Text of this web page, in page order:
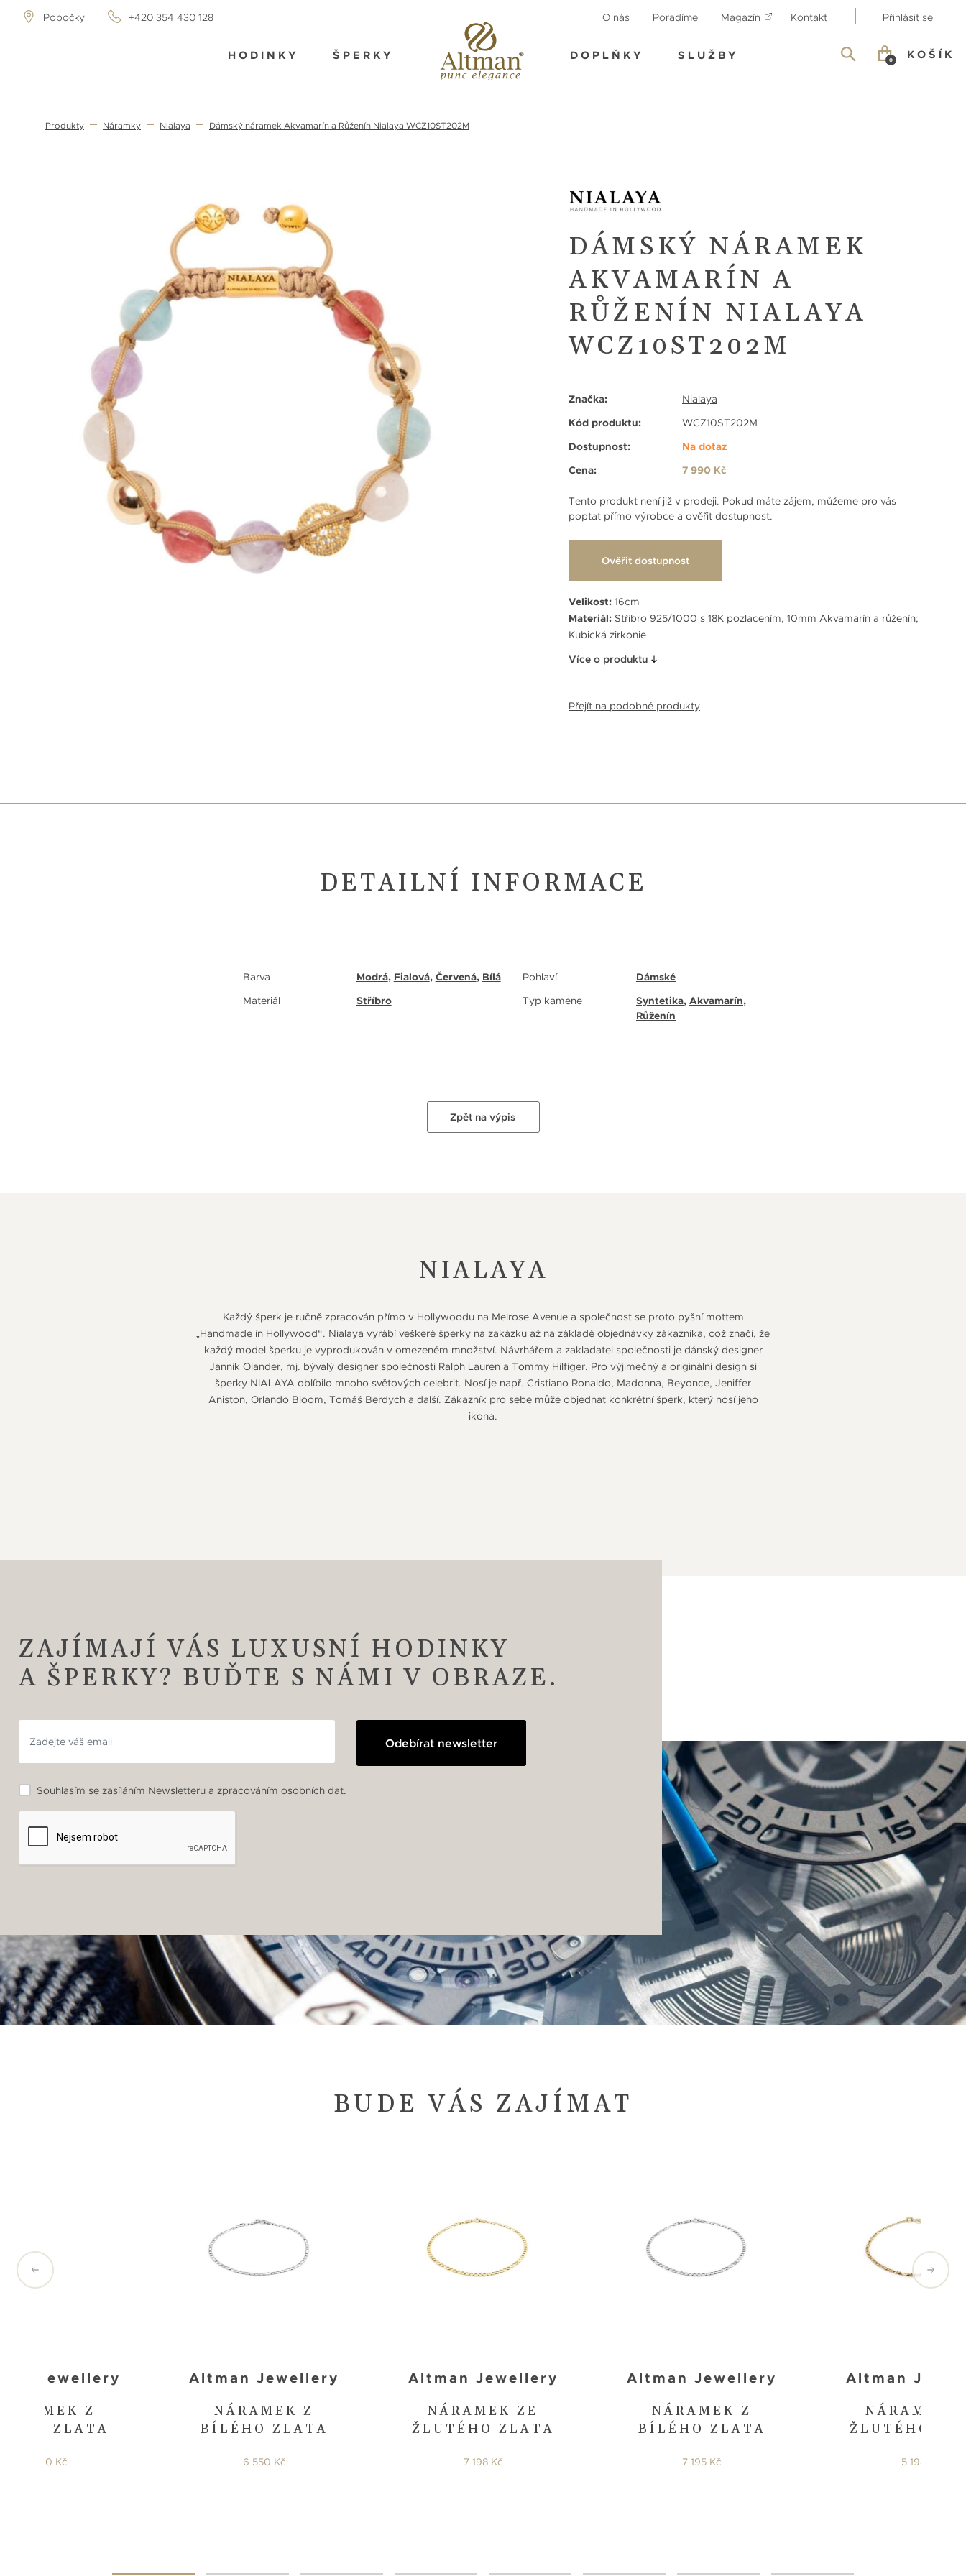
Pobočky +420 354 430 128 O nás Poradíme Magazín Kontakt Přihlásit se
HODINKY ŠPERKY DOPLŇKY SLUŽBY KOŠÍK
0
Produkty Náramky Nialaya Dámský náramek Akvamarín a Růženín Nialaya WCZ10ST202M
DÁMSKÝ NÁRAMEK
AKVAMARÍN A
RŮŽENÍN NIALAYA
WCZ10ST202M
Značka:
Nialaya
Kód produktu:
WCZ10ST202M
Dostupnost:
Na dotaz
Cena:
7 990 Kč
Tento produkt není již v prodeji. Pokud máte zájem, můžeme pro vás
poptat přímo výrobce a ověřit dostupnost.
Ověřit dostupnost
Velikost: 16cm
Materiál: Stříbro 925/1000 s 18K pozlacením, 10mm Akvamarín a růženín;
Kubická zirkonie
Více o produktu
Přejít na podobné produkty
DETAILNÍ INFORMACE
Barva Modrá, Fialová, Červená, Bílá
Materiál
Stříbro
Pohlaví
Dámské
Typ kamene
Syntetika, Akvamarín,
Růženín
Zpět na výpis
NIALAYA
Každý šperk je ručně zpracován přímo v Hollywoodu na Melrose Avenue a společnost se proto pyšní mottem
„Handmade in Hollywood“. Nialaya vyrábí veškeré šperky na zakázku až na základě objednávky zákazníka, což značí, že
každý model šperku je vyprodukován v omezeném množství. Návrhářem a zakladatel společnosti je dánský designer
Jannik Olander, mj. bývalý designer společnosti Ralph Lauren a Tommy Hilfiger. Pro výjimečný a originální design si
šperky NIALAYA oblíbilo mnoho světových celebrit. Nosí je např. Cristiano Ronaldo, Madonna, Beyonce, Jeniffer
Aniston, Orlando Bloom, Tomáš Berdych a další. Zákazník pro sebe může objednat konkrétní šperk, který nosí jeho
ikona.
ZAJÍMAJÍ VÁS LUXUSNÍ HODINKY
A ŠPERKY? BUĎTE S NÁMI V OBRAZE.
Odebírat newsletter
Souhlasím se zasíláním Newsletteru a zpracováním osobních dat.
BUDE VÁS ZAJÍMAT
NÁRAMEK ZE
ŽLUTÉHO ZLATA
Altman Jewellery
7 198 Kč
NÁRAMEK Z
BÍLÉHO ZLATA
Altman Jewellery
7 195 Kč
NÁRAMEK
ŽLUTÉHO
Altman
5 198 Kč
Z
ZLATA
Jewellery
4 950 Kč
NÁRAMEK Z
BÍLÉHO ZLATA
Altman Jewellery
6 550 Kč